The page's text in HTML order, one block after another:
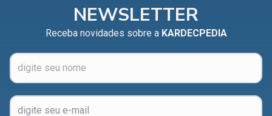
NEWSLETTER
Receba novidades sobre a KARDECPEDIA